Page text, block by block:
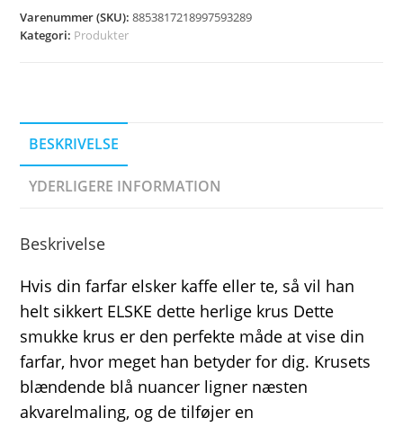
Varenummer (SKU):8853817218997593289
Kategori: Produkter
BESKRIVELSE
YDERLIGERE INFORMATION
Beskrivelse
Hvis din farfar elsker kaffe eller te, så vil han
helt sikkert ELSKE dette herlige krus Dette
smukke krus er den perfekte måde at vise din
farfar, hvor meget han betyder for dig. Krusets
blændende blå nuancer ligner næsten
akvarelmaling, og de tilføjer en